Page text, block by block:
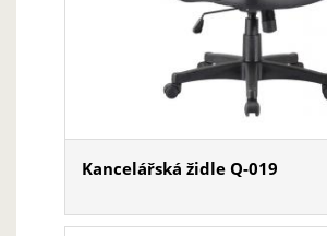
Kancelářská židle Q-019